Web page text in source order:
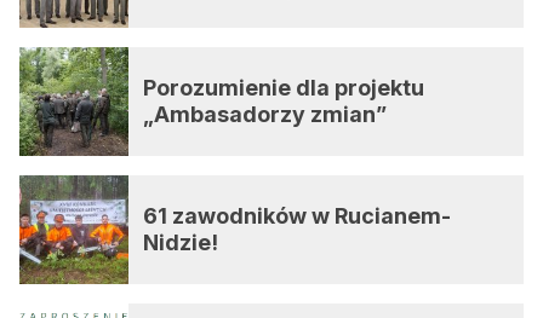
Porozumienie dla projektu
„Ambasadorzy zmian”
61 zawodników w Rucianem-
Nidzie!